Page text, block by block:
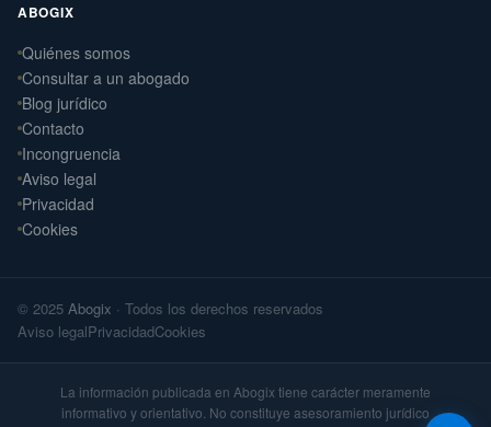
ABOGIX
Quiénes somos
Consultar a un abogado
Blog jurídico
Contacto
Incongruencia
Aviso legal
Privacidad
Cookies
© 2025 Abogix · Todos los derechos reservados
Aviso legalPrivacidadCookies
La información publicada en Abogix tiene carácter meramente
informativo y orientativo. No constituye asesoramiento jurídico
Daniel Ramos Illanes
Derecho Laboral
📍 Sevilla
Laterna Abogados
📍 Santiago de Compostela
Arteaga Abogados
Derecho Civil